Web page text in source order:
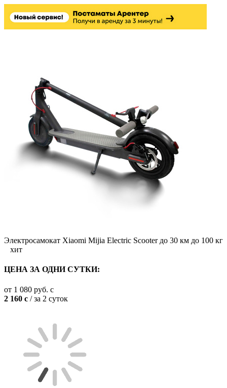
Электросамокат Xiaomi Mijia Electric Scooter до 30 км до 100 кг
хит
ЦЕНА ЗА ОДНИ СУТКИ:
от 1 080 руб. c
2 160 c / за 2 суток